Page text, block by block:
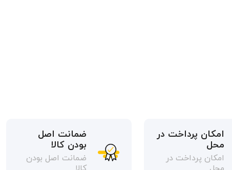
امکان پرداخت در
محل
امکان پرداخت در
ضمانت اصل
بودن کالا
ضمانت اصل بودن